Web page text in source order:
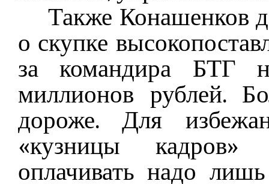
Также Конашенков
о скупке
за командира БТГ
миллионов рублей.
дороже. Для
«кузницы
оплачивать надо